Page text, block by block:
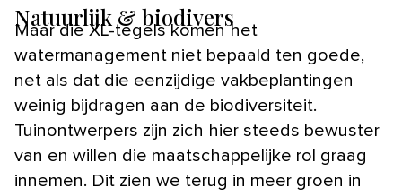
Natuurlijk & biodivers
Maar die XL-tegels komen het
watermanagement niet bepaald ten goede,
net als dat die eenzijdige vakbeplantingen
weinig bijdragen aan de biodiversiteit.
Tuinontwerpers zijn zich hier steeds bewuster
van en willen die maatschappelijke rol graag
innemen. Dit zien we terug in meer groen in